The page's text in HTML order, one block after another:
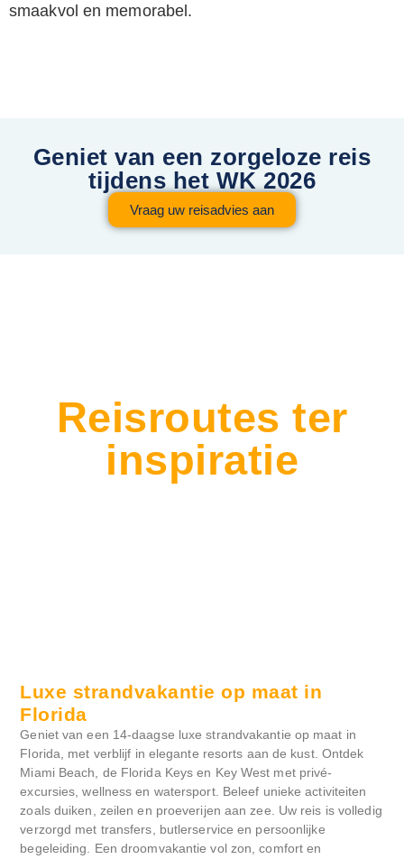
smaakvol en memorabel.
Geniet van een zorgeloze reis
tijdens het WK 2026
Vraag uw reisadvies aan
Reisroutes ter
inspiratie
Luxe strandvakantie op maat in
Florida
Geniet van een 14-daagse luxe strandvakantie op maat in
Florida, met verblijf in elegante resorts aan de kust. Ontdek
Miami Beach, de Florida Keys en Key West met privé-
excursies, wellness en watersport. Beleef unieke activiteiten
zoals duiken, zeilen en proeverijen aan zee. Uw reis is volledig
verzorgd met transfers, butlerservice en persoonlijke
begeleiding. Een droomvakantie vol zon, comfort en